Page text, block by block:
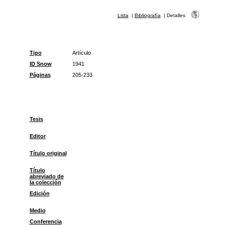
Lista | Bibliografía | Detalles
Tipo
Artículo
ID Snow
1941
Páginas
205-233
Tesis
Editor
Título original
Título
abreviado de
la colección
Edición
Medio
Conferencia